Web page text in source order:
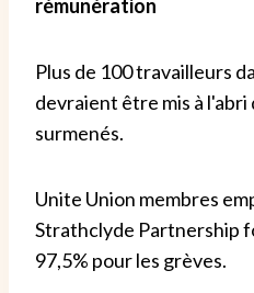
rémunération
Plus de 100 travailleurs
devraient être mis à l'abri
surmenés.
Unite Union membres
Strathclyde Partnership
97,5% pour les grèves.